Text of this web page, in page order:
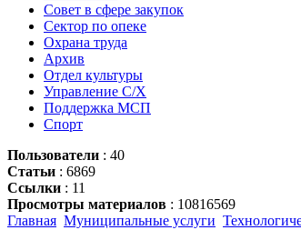
Совет в сфере закупок
Сектор по опеке
Охрана труда
Архив
Отдел культуры
Управление С/Х
Поддержка МСП
Спорт
Пользователи : 40
Статьи : 6869
Ссылки : 11
Просмотры материалов : 10816569
Главная Муниципальные услуги